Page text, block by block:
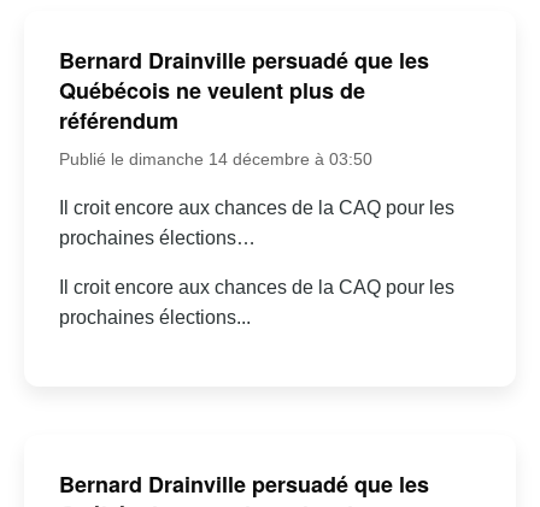
Bernard Drainville persuadé que les
Québécois ne veulent plus de
référendum
Publié le dimanche 14 décembre à 03:50
Il croit encore aux chances de la CAQ pour les
prochaines élections…
Il croit encore aux chances de la CAQ pour les
prochaines élections...
Bernard Drainville persuadé que les